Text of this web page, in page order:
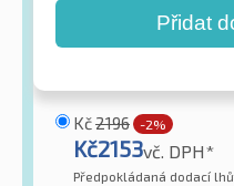
Přidat
Kč2196 -2%
Kč2153vč. DPH*
Předpokládaná dodací